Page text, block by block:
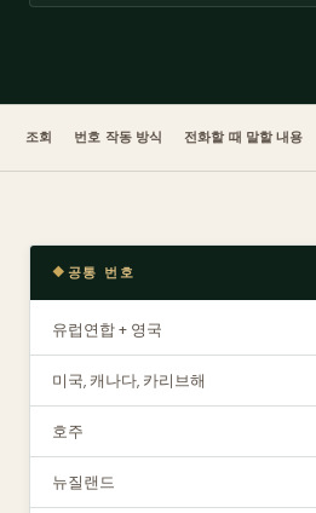
조회 번호 작동 방식 전화할 때 말할 내용
공통 번호
유럽연합 + 영국
미국, 캐나다, 카리브해
호주
뉴질랜드